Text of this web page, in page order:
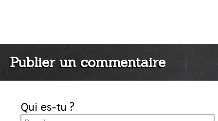
Publier un commentaire
Qui es-tu ?